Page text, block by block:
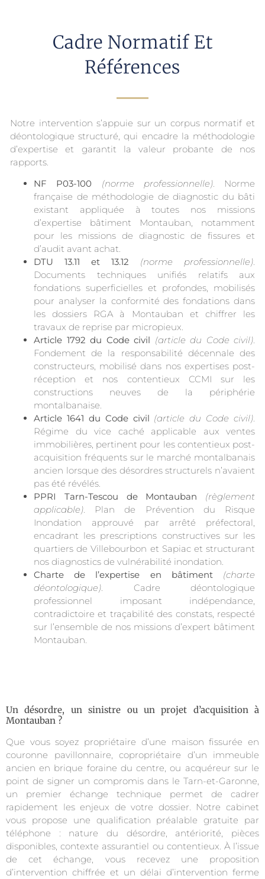
Cadre Normatif Et
Références
Notre intervention s’appuie sur un corpus normatif et
déontologique structuré, qui encadre la méthodologie
d’expertise et garantit la valeur probante de nos
rapports.
NF P03-100
(norme professionnelle). Norme
française de méthodologie de diagnostic du bâti
existant appliquée à toutes nos missions
d’expertise bâtiment Montauban, notamment
pour les missions de diagnostic de fissures et
d’audit avant achat.
DTU 13.11 et 13.12
(norme professionnelle).
Documents techniques unifiés relatifs aux
fondations superficielles et profondes, mobilisés
pour analyser la conformité des fondations dans
les dossiers RGA à Montauban et chiffrer les
travaux de reprise par micropieux.
Article 1792 du Code civil (article du Code civil).
Fondement de la responsabilité décennale des
constructeurs, mobilisé dans nos expertises post-
réception et nos contentieux CCMI sur les
constructions neuves de la périphérie
montalbanaise.
Article 1641 du Code civil (article du Code civil).
Régime du vice caché applicable aux ventes
immobilières, pertinent pour les contentieux post-
acquisition fréquents sur le marché montalbanais
ancien lorsque des désordres structurels n’avaient
pas été révélés.
PPRI Tarn-Tescou de Montauban
(règlement
applicable). Plan de Prévention du Risque
Inondation approuvé par arrêté préfectoral,
encadrant les prescriptions constructives sur les
quartiers de Villebourbon et Sapiac et structurant
nos diagnostics de vulnérabilité inondation.
Charte de l’expertise en bâtiment
(charte
déontologique). Cadre déontologique
professionnel imposant indépendance,
contradictoire et traçabilité des constats, respecté
sur l’ensemble de nos missions d’expert bâtiment
Montauban.
Un désordre, un sinistre ou un projet d’acquisition à
Montauban ?
Que vous soyez propriétaire d’une maison fissurée en
couronne pavillonnaire, copropriétaire d’un immeuble
ancien en brique foraine du centre, ou acquéreur sur le
point de signer un compromis dans le Tarn-et-Garonne,
un premier échange technique permet de cadrer
rapidement les enjeux de votre dossier. Notre cabinet
vous propose une qualification préalable gratuite par
téléphone : nature du désordre, antériorité, pièces
disponibles, contexte assurantiel ou contentieux. À l’issue
de cet échange, vous recevez une proposition
d’intervention chiffrée et un délai d’intervention ferme